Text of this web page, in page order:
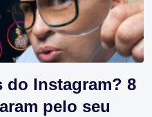
do Instagram? 8
pelo seu